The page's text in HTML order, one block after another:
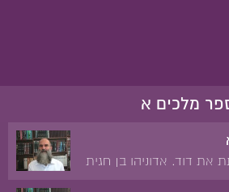
מלכים א
את דוד. אדוניהו בן חגית